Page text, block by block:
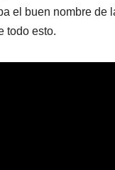
el buen nombre de
todo esto.